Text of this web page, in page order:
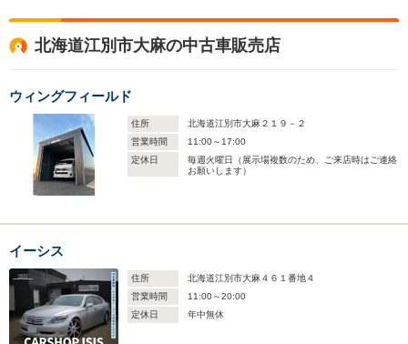
北海道江別市大麻の中古車販売店
ウィングフィールド
住所
北海道江別市大麻２１９－２
営業時間
11:00～17:00
定休日
毎週火曜日（展示場複数のため、ご来店時はご連絡
お願いします）
イーシス
住所
北海道江別市大麻４６１番地４
営業時間
11:00～20:00
定休日
年中無休